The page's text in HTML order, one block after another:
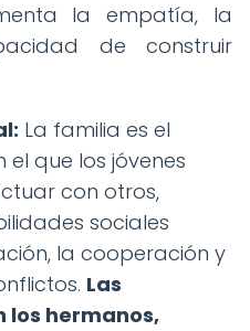
la empatía, la
de construir
La familia es el
que los jóvenes
con otros,
sociales
la cooperación y
Las
los hermanos,